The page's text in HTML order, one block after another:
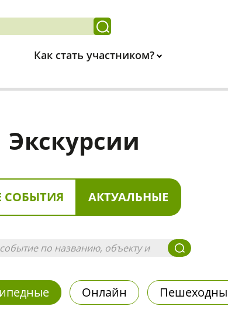
Как стать участником?
Экскурсии
СОБЫТИЯ АКТУАЛЬНЫЕ
Онлайн